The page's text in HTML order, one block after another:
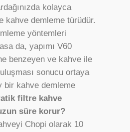
kolayca
kahve demleme türüdür.
yöntemleri
da, yapımı V60
benzeyen ve kahve ile
sonucu ortaya
bir kahve demleme
filtre kahve
süre korur?
Chopi olarak 10